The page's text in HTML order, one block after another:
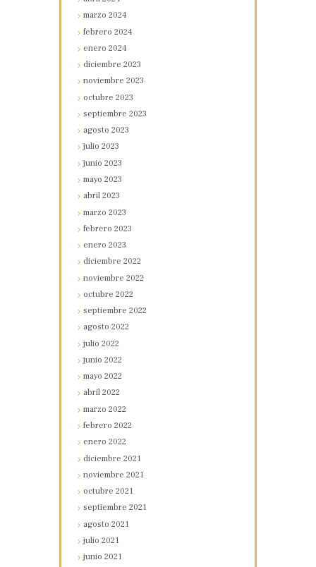
marzo2024
febrero2024
enero2024
diciembre2023
noviembre2023
octubre2023
septiembre2023
agosto2023
julio2023
junio2023
mayo2023
abril2023
marzo2023
febrero2023
enero2023
diciembre2022
noviembre2022
octubre2022
septiembre2022
agosto2022
julio2022
junio2022
mayo2022
abril2022
marzo2022
febrero2022
enero2022
diciembre2021
noviembre2021
octubre2021
septiembre2021
agosto2021
julio2021
junio2021